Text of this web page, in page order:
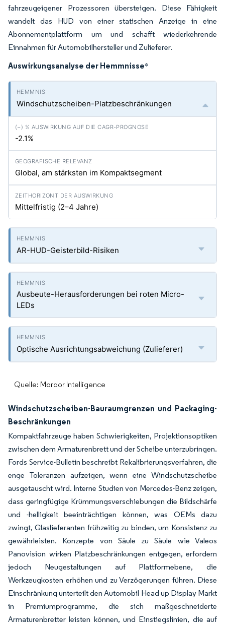
fahrzeugeigener Prozessoren übersteigen. Diese Fähigkeit
wandelt das HUD von einer statischen Anzeige in eine
Abonnementplattform um und schafft wiederkehrende
Einnahmen für Automobilhersteller und Zulieferer.
Auswirkungsanalyse der Hemmnisse*
Windschutzscheiben-Platzbeschränkungen
-2.1%
Global, am stärksten im Kompaktsegment
Mittelfristig (2–4 Jahre)
AR-HUD-Geisterbild-Risiken
Ausbeute-Herausforderungen bei roten Micro-
LEDs
Optische Ausrichtungsabweichung (Zulieferer)
Quelle: Mordor Intelligence
Windschutzscheiben-Bauraumgrenzen und Packaging-
Beschränkungen
Kompaktfahrzeuge haben Schwierigkeiten, Projektionsoptiken
zwischen dem Armaturenbrett und der Scheibe unterzubringen.
Fords Service-Bulletin beschreibt Rekalibrierungsverfahren, die
enge Toleranzen aufzeigen, wenn eine Windschutzscheibe
ausgetauscht wird. Interne Studien von Mercedes-Benz zeigen,
dass geringfügige Krümmungsverschiebungen die Bildschärfe
und -helligkeit beeinträchtigen können, was OEMs dazu
zwingt, Glaslieferanten frühzeitig zu binden, um Konsistenz zu
gewährleisten. Konzepte von Säule zu Säule wie Valeos
Panovision wirken Platzbeschränkungen entgegen, erfordern
jedoch Neugestaltungen auf Plattformebene, die
Werkzeugkosten erhöhen und zu Verzögerungen führen. Diese
Einschränkung unterteilt den Automobil Head up Display Markt
in Premiumprogramme, die sich maßgeschneiderte
Armaturenbretter leisten können, und Einstiegslinien, die auf